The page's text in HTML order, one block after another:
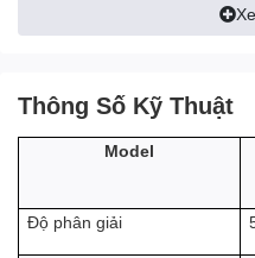
Cruiser Dual 2C 4G
là dòng
mới của Imou, nổi bật vớithiết
AI IMOU
trại, kho bãi, hoặc bất kỳ nơi
Thông Số Kỹ Thuật
Model
Độ phân giải